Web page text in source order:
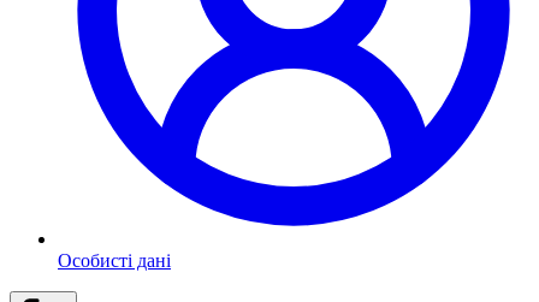
Особисті дані